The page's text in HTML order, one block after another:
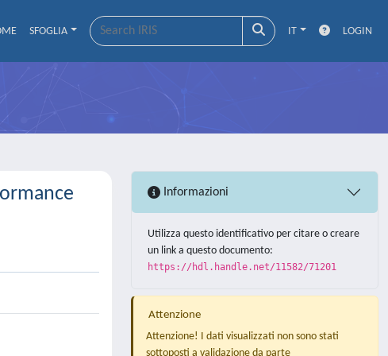
SFOGLIA IT LOGIN
Informazioni
Utilizza questo identificativo per citare o creare
un link a questo documento:
https://hdl.handle.net/11582/71201
Attenzione
Attenzione! I dati visualizzati non sono stati
sottoposti a validazione da parte